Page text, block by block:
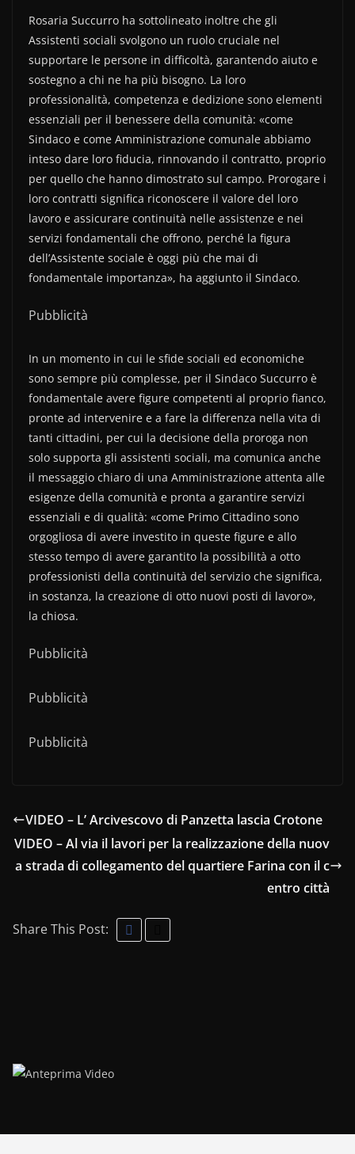
Rosaria Succurro ha sottolineato inoltre che gli
Assistenti sociali svolgono un ruolo cruciale nel
supportare le persone in difficoltà, garantendo aiuto e
sostegno a chi ne ha più bisogno. La loro
professionalità, competenza e dedizione sono elementi
essenziali per il benessere della comunità: «come
Sindaco e come Amministrazione comunale abbiamo
inteso dare loro fiducia, rinnovando il contratto, proprio
per quello che hanno dimostrato sul campo. Prorogare i
loro contratti significa riconoscere il valore del loro
lavoro e assicurare continuità nelle assistenze e nei
servizi fondamentali che offrono, perché la figura
dell’Assistente sociale è oggi più che mai di
fondamentale importanza», ha aggiunto il Sindaco.
Pubblicità
In un momento in cui le sfide sociali ed economiche
sono sempre più complesse, per il Sindaco Succurro è
fondamentale avere figure competenti al proprio fianco,
pronte ad intervenire e a fare la differenza nella vita di
tanti cittadini, per cui la decisione della proroga non
solo supporta gli assistenti sociali, ma comunica anche
il messaggio chiaro di una Amministrazione attenta alle
esigenze della comunità e pronta a garantire servizi
essenziali e di qualità: «come Primo Cittadino sono
orgogliosa di avere investito in queste figure e allo
stesso tempo di avere garantito la possibilità a otto
professionisti della continuità del servizio che significa,
in sostanza, la creazione di otto nuovi posti di lavoro»,
la chiosa.
Pubblicità
Pubblicità
Pubblicità
VIDEO – L’ Arcivescovo di Panzetta lascia Crotone
VIDEO – Al via il lavori per la realizzazione della nuov
a strada di collegamento del quartiere Farina con il c
entro città
Share This Post: